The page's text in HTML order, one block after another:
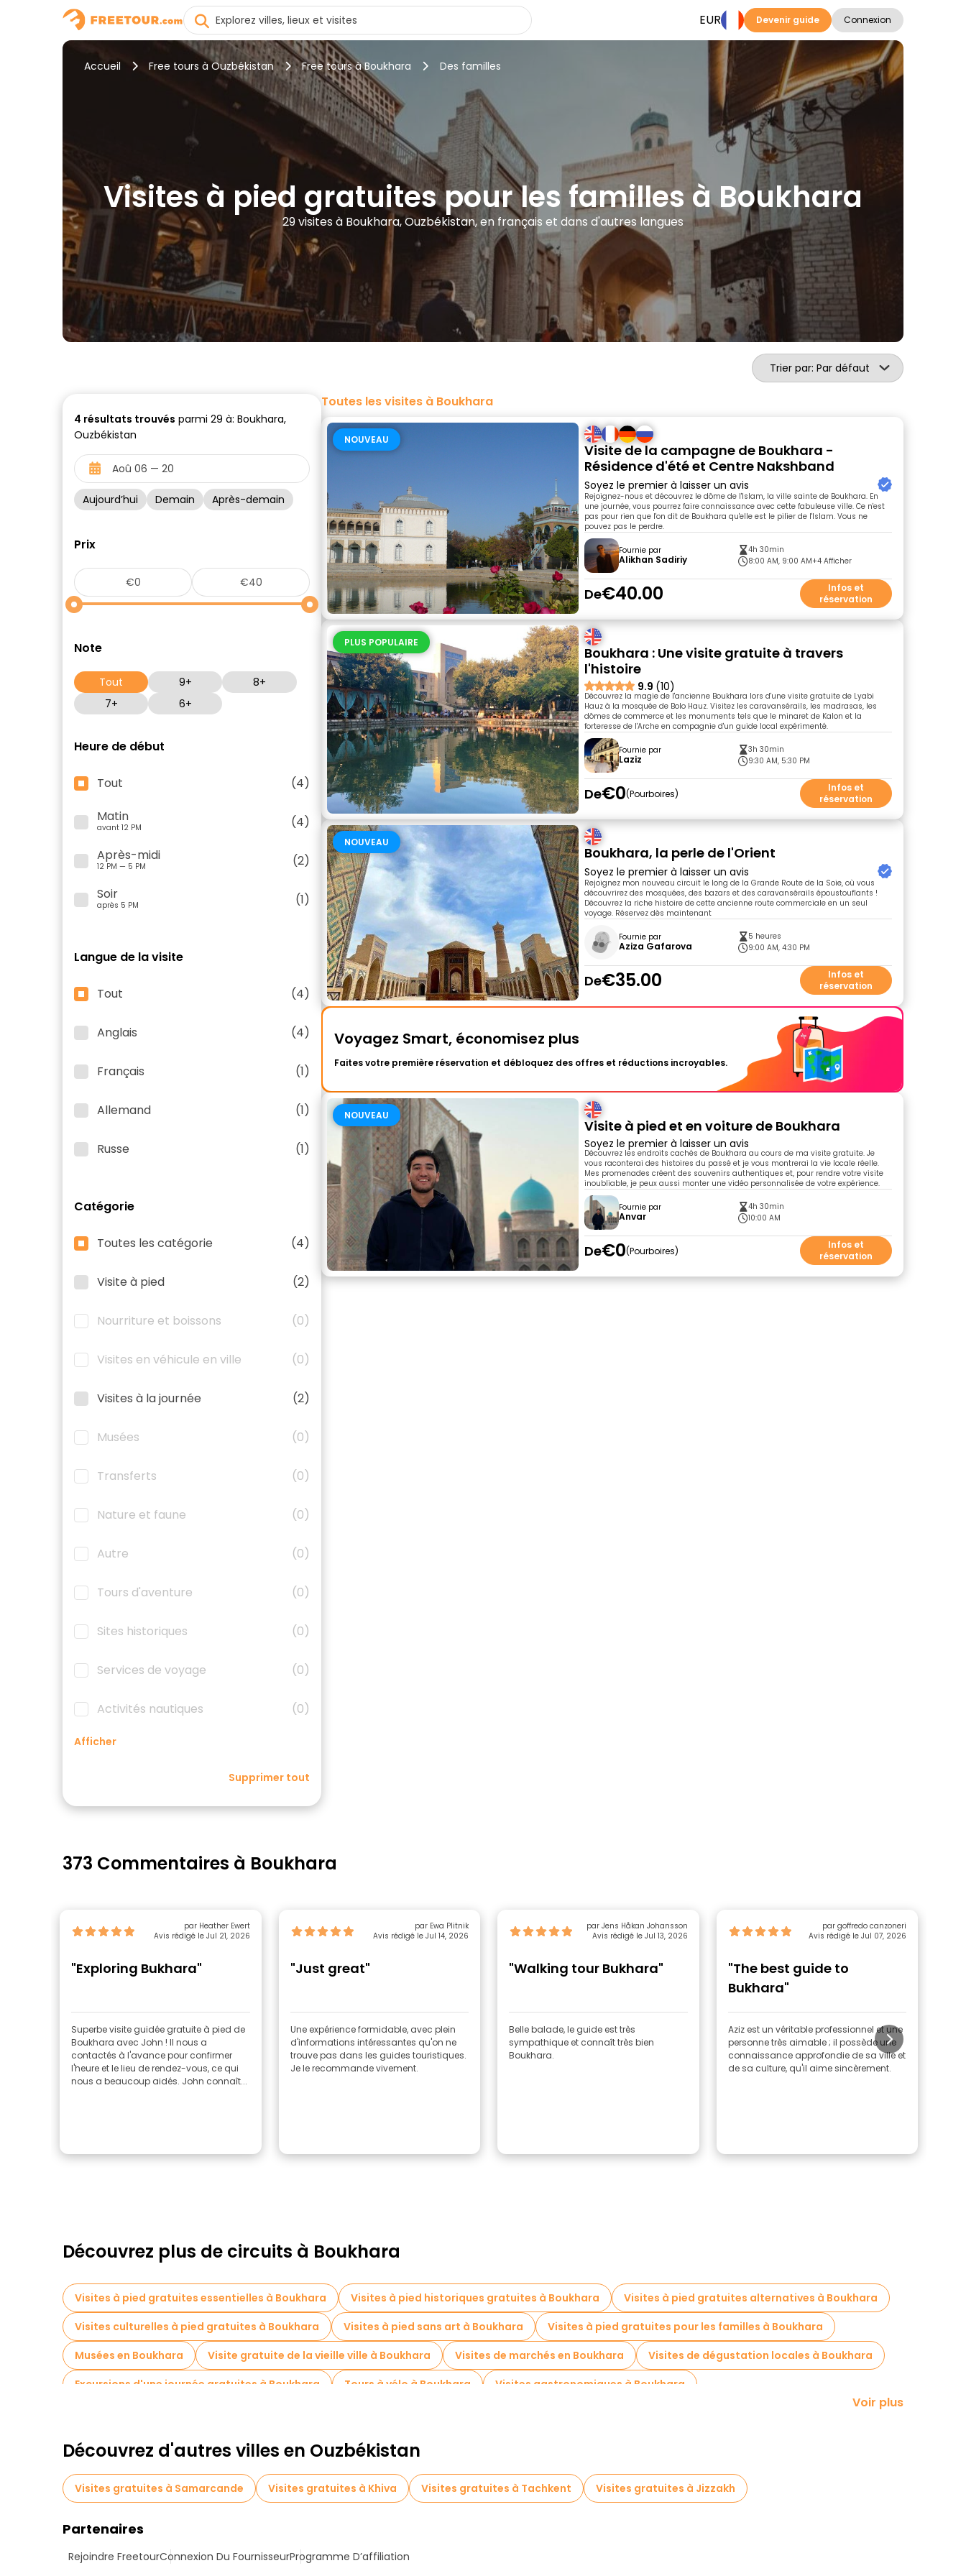
EUR Devenir guide Connexion
Accueil Free tours à Ouzbékistan Free tours à Boukhara Des familles
Visites à pied gratuites pour les familles à Boukhara
29 visites à Boukhara, Ouzbékistan, en français et dans d'autres langues
Trier par: Par défaut
4 résultats trouvés parmi 29 à: Boukhara,
Ouzbékistan
Aujourd’hui Demain Après-demain
Prix
Note
Tout 9+
8+
7+
6+
Heure de début
Tout
(4)
Matin
avant 12 PM
(4)
Après-midi
12 PM — 5 PM
(2)
Soir
après 5 PM (1)
Langue de la visite
Tout (4)
Anglais (4)
Français (1)
Allemand (1)
Russe (1)
Catégorie
Toutes les catégorie (4)
Visite à pied (2)
Nourriture et boissons (0)
Visites en véhicule en ville (0)
Visites à la journée (2)
Musées (0)
Transferts (0)
Nature et faune (0)
Autre (0)
Tours d'aventure (0)
Sites historiques (0)
Services de voyage (0)
Activités nautiques (0)
Afficher
Supprimer tout
Toutes les visites à Boukhara
NOUVEAU
Visite de la campagne de Boukhara -
Résidence d'été et Centre Nakshband
Soyez le premier à laisser un avis
Rejoignez-nous et découvrez le dôme de l'Islam, la ville sainte de Boukhara. En
une journée, vous pourrez faire connaissance avec cette fabuleuse ville. Ce n'est
pas pour rien que l'on dit de Boukhara qu'elle est le pilier de l'Islam. Vous ne
pouvez pas le perdre.
Fournie par
Alikhan Sadiriy
4h 30min
8:00 AM, 9:00 AM+4 Afficher
De€40.00
Infos et
réservation
PLUS POPULAIRE
Boukhara : Une visite gratuite à travers
l'histoire
9.9 (10)
Découvrez la magie de l'ancienne Boukhara lors d'une visite gratuite de Lyabi
Hauz à la mosquée de Bolo Hauz. Visitez les caravansérails, les madrasas, les
dômes de commerce et les monuments tels que le minaret de Kalon et la
forteresse de l'Arche en compagnie d'un guide local expérimenté.
Fournie par
Laziz
3h 30min
9:30 AM, 5:30 PM
De€0 Pourboires
Infos et
réservation
NOUVEAU
Boukhara, la perle de l'Orient
Soyez le premier à laisser un avis
Rejoignez mon nouveau circuit le long de la Grande Route de la Soie, où vous
découvrirez des mosquées, des bazars et des caravansérails époustouflants !
Découvrez la riche histoire de cette ancienne route commerciale en un seul
voyage. Réservez dès maintenant
Fournie par
Aziza Gafarova
5 heures
9:00 AM, 4:30 PM
De€35.00
Infos et
réservation
Voyagez Smart, économisez plus
Faites votre première réservation et débloquez des offres et réductions incroyables.
NOUVEAU
Visite à pied et en voiture de Boukhara
Soyez le premier à laisser un avis
Découvrez les endroits cachés de Boukhara au cours de ma visite gratuite. Je
vous raconterai des histoires du passé et je vous montrerai la vie locale réelle.
Mes promenades créent des souvenirs authentiques et, pour rendre votre visite
inoubliable, je peux aussi monter une vidéo personnalisée de votre expérience.
Fournie par
Anvar
4h 30min
10:00 AM
De€0 Pourboires
Infos et
réservation
373 Commentaires à Boukhara
par Heather Ewert
Avis rédigé le Jul 21, 2026
"Exploring Bukhara"
Superbe visite guidée gratuite à pied de
Boukhara avec John ! Il nous a
contactés à l'avance pour confirmer
l'heure et le lieu de rendez-vous, ce qui
nous a beaucoup aidés. John connaît...
par Ewa Plitnik
Avis rédigé le Jul 14, 2026
"Just great"
Une expérience formidable, avec plein
d'informations intéressantes qu'on ne
trouve pas dans les guides touristiques.
Je le recommande vivement.
par Jens Håkan Johansson
Avis rédigé le Jul 13, 2026
"Walking tour Bukhara"
Belle balade, le guide est très
sympathique et connaît très bien
Boukhara.
par goffredo canzoneri
Avis rédigé le Jul 07, 2026
"The best guide to
Bukhara"
Aziz est un véritable professionnel et une
personne très aimable ; il possède une
connaissance approfondie de sa ville et
de sa culture, qu'il aime sincèrement.
Découvrez plus de circuits à Boukhara
Visites à pied gratuites essentielles à Boukhara Visites à pied historiques gratuites à Boukhara
Visites à pied gratuites alternatives à Boukhara
Visites culturelles à pied gratuites à Boukhara
Visites à pied sans art à Boukhara
Visites à pied gratuites pour les familles à Boukhara
Musées en Boukhara
Visite gratuite de la vieille ville à Boukhara Visites de marchés en Boukhara
Visites de dégustation locales à Boukhara
Excursions d'une journée gratuites à Boukhara
Tours à vélo à Boukhara
Visites gastronomiques à Boukhara
Voir plus
Découvrez d'autres villes en Ouzbékistan
Visites gratuites à Samarcande Visites gratuites à Khiva Visites gratuites à Tachkent Visites gratuites à Jizzakh
Partenaires
Rejoindre FreetourConnexion Du FournisseurProgramme D’affiliation